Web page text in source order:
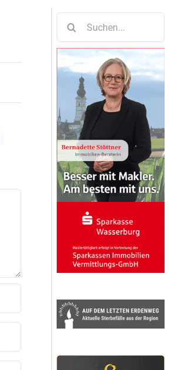
nach: